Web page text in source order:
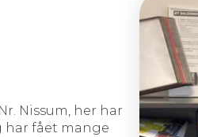
Nissum, her har
har fået mange